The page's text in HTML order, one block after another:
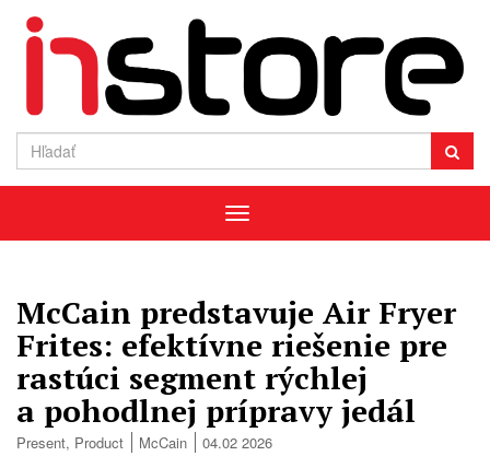
Menu
McCain predstavuje Air Fryer
Frites: efektívne riešenie pre
rastúci segment rýchlej
a pohodlnej prípravy jedál
Present, Product McCain 04.02 2026